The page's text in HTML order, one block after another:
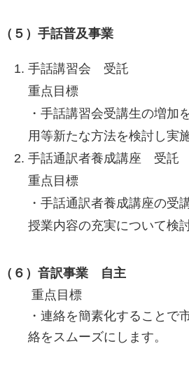
（５）手話普及事業
手話講習会 受託
重点目標
・手話講習会受講生の増加
用等新たな方法を検討し実
手話通訳者養成講座 受託
重点目標
・手話通訳者養成講座の受
授業内容の充実について検
（６）音訳事業 自主
重点目標
・連絡を簡素化することで
絡をスムーズにします。